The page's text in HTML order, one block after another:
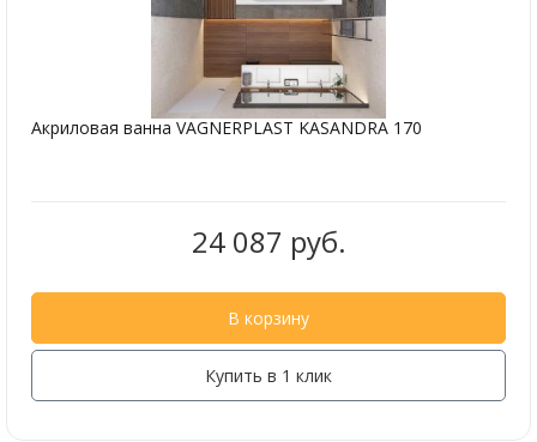
Акриловая ванна VAGNERPLAST KASANDRA 170
24 087 руб.
В корзину
Купить в 1 клик